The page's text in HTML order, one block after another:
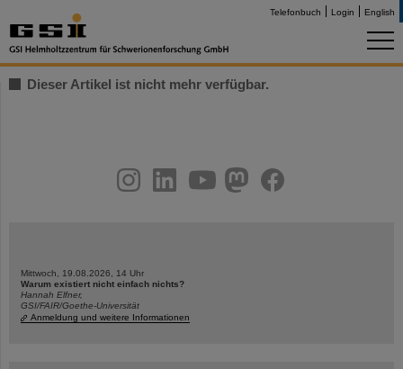
Telefonbuch Login English
Dieser Artikel ist nicht mehr verfügbar.
youtubehelmholtz.socialfacebook
Mittwoch, 19.08.2026, 14 Uhr
Warum existiert nicht einfach nichts?
Hannah Elfner,
GSI/FAIR/Goethe-Universität
Anmeldung und weitere Informationen